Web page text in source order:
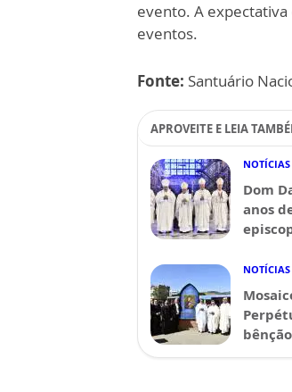
evento. A
eventos.
Fonte: Santuário
APROVEITE E LEIA
NOTÍCIAS
Dom
anos
NOTÍCIAS